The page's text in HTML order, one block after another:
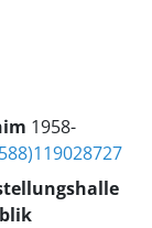
1958-